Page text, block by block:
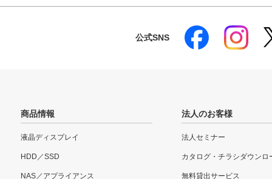
公式SNS
商品情報
液晶ディスプレイ
HDD／SSD
NAS／アプライアンス
法人のお客様
法人セミナー
カタログ・チラシダウンロ
無料貸出サービス